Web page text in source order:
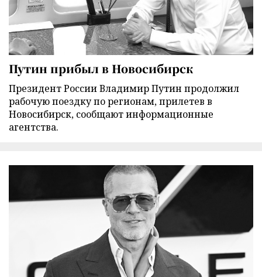
Путин прибыл в Новосибирск
Президент России Владимир Путин продолжил
рабочую поездку по регионам, прилетев в
Новосибирск, сообщают информационные
агентства.